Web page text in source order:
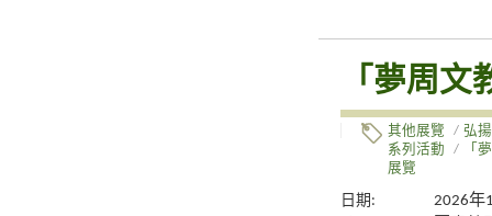
「夢周
其他展覽 / 弘
系列活動
/
「
展覽
日期:
2026年